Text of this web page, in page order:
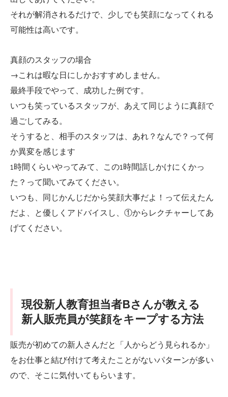
それが解消されるだけで、少しでも笑顔になってくれる
可能性は高いです。
真顔のスタッフの場合
→これは暇な日にしかおすすめしません。
最終手段でやって、成功した例です。
いつも笑っているスタッフが、あえて同じように真顔で
過ごしてみる。
そうすると、相手のスタッフは、あれ？なんで？って何
か異変を感じます
1時間くらいやってみて、この1時間話しかけにくかっ
た？って聞いてみてください。
いつも、同じかんじだから笑顔大事だよ！って伝えたん
だよ、と優しくアドバイスし、①からレクチャーしてあ
げてください。
現役新人教育担当者Bさんが教える
新人販売員が笑顔をキープする方法
販売が初めての新人さんだと「人からどう見られるか」
をお仕事と結び付けて考えたことがないパターンが多い
ので、そこに気付いてもらいます。